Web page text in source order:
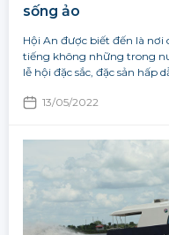
sống ảo
Hội An được biết đến là
tiếng không những trong
lễ hội đặc sắc, đặc sản hấp
13/05/2022